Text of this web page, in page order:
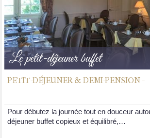
Le petit-déjeuner buffet
PETIT-DÉJEUNER & DEMI-PENSION -
Pour débutez la journée tout en douceur
déjeuner buffet copieux et équilibré,…